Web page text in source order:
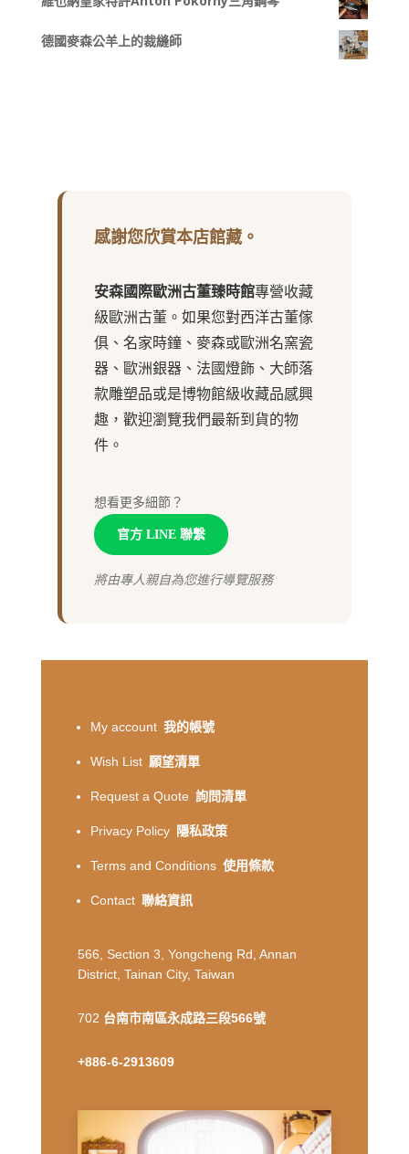
德國麥森公羊上的裁縫師
感謝您欣賞本店館藏。
安森國際歐洲古董臻時館專營收藏
級歐洲古董。如果您對西洋古董傢
俱、名家時鐘、麥森或歐洲名窯瓷
器、歐洲銀器、法國燈飾、大師落
款雕塑品或是博物館級收藏品感興
趣，歡迎瀏覽我們最新到貨的物
件。
想看更多細節？
官方 LINE 聯繫
將由專人親自為您進行導覽服務
My account 我的帳號
Wish List 願望清單
Request a Quote 詢問清單
Privacy Policy 隱私政策
Terms and Conditions 使用條款
Contact 聯絡資訊
566, Section 3, Yongcheng Rd, Annan
District, Tainan City, Taiwan
702 台南市南區永成路三段566號
+886-6-2913609